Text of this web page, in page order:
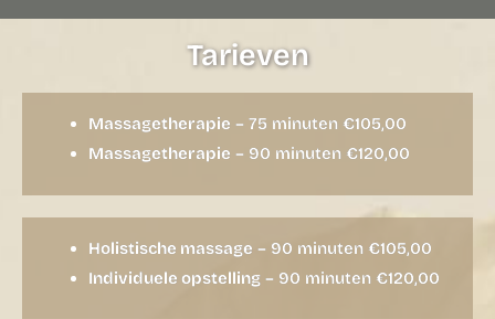
Tarieven
Massagetherapie – 75 minuten €105,00
Massagetherapie – 90 minuten €120,00
Holistische massage – 90 minuten €105,00
Individuele opstelling – 90 minuten €120,00